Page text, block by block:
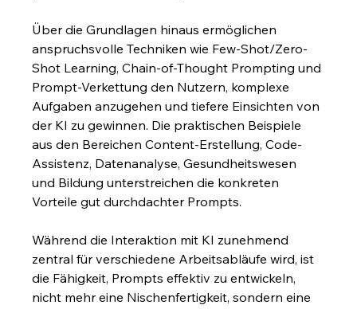
Über die Grundlagen hinaus ermöglichen
anspruchsvolle Techniken wie Few-Shot/Zero-
Shot Learning, Chain-of-Thought Prompting und
Prompt-Verkettung den Nutzern, komplexe
Aufgaben anzugehen und tiefere Einsichten von
der KI zu gewinnen. Die praktischen Beispiele
aus den Bereichen Content-Erstellung, Code-
Assistenz, Datenanalyse, Gesundheitswesen
und Bildung unterstreichen die konkreten
Vorteile gut durchdachter Prompts.
Während die Interaktion mit KI zunehmend
zentral für verschiedene Arbeitsabläufe wird, ist
die Fähigkeit, Prompts effektiv zu entwickeln,
nicht mehr eine Nischenfertigkeit, sondern eine